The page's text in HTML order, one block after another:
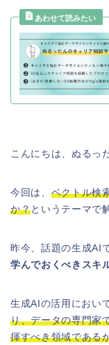
こんにちは、ぬるっ
今回は、 ベクトル検
か？というテーマで
昨今、話題の生成AI
学んでおくべきスキ
生成AIの活用におい
り、データの専門家
揮すべき領域である